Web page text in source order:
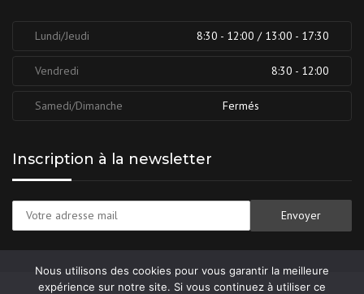
Lundi/Jeudi 8:30 - 12:00 / 13:00 - 17:30
Vendredi 8:30 - 12:00
Samedi/Dimanche Fermés
Inscription à la newsletter
Nous utilisons des cookies pour vous garantir la meilleure
expérience sur notre site. Si vous continuez à utiliser ce